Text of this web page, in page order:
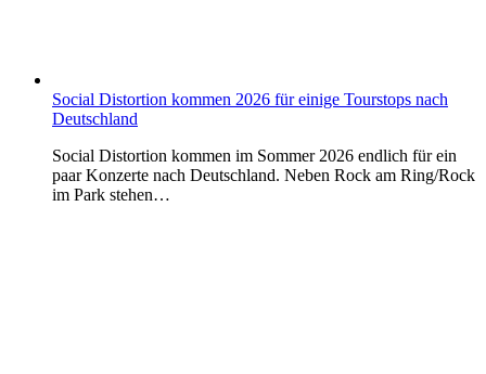
Social Distortion kommen 2026 für einige Tourstops nach
Deutschland
Social Distortion kommen im Sommer 2026 endlich für ein
paar Konzerte nach Deutschland. Neben Rock am Ring/Rock
im Park stehen…